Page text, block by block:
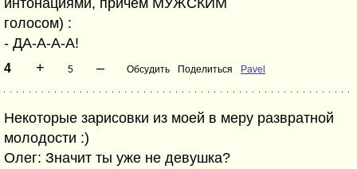
интонациями, причем МУЖСКИМ
голосом) :
- ДА-А-А-А!
4 + 5 – Обсудить Поделиться Pavel
Некоторые зарисовки из моей в меру развратной
молодости :)
Олег: Значит ты уже не девушка?